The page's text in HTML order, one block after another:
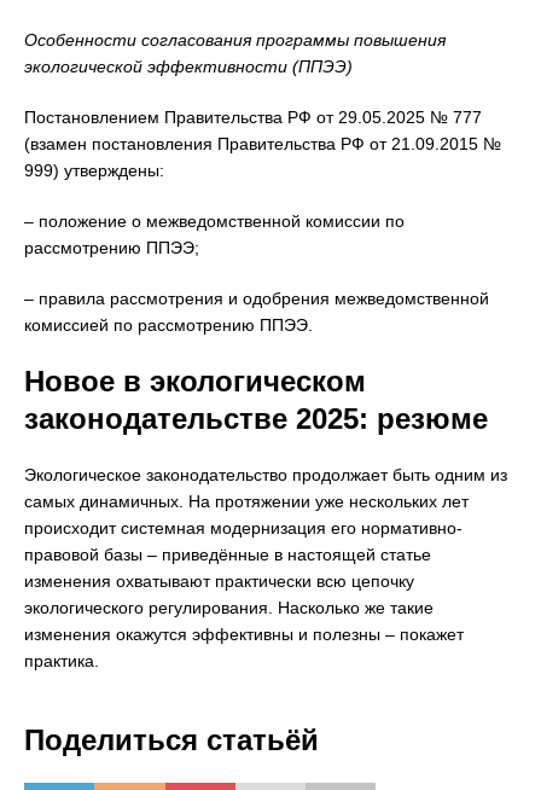
Особенности согласования программы повышения
экологической эффективности (ППЭЭ)
Постановлением Правительства РФ от 29.05.2025 № 777
(взамен постановления Правительства РФ от 21.09.2015 №
999) утверждены:
– положение о межведомственной комиссии по
рассмотрению ППЭЭ;
– правила рассмотрения и одобрения межведомственной
комиссией по рассмотрению ППЭЭ.
Новое в экологическом
законодательстве 2025: резюме
Экологическое законодательство продолжает быть одним из
самых динамичных. На протяжении уже нескольких лет
происходит системная модернизация его нормативно-
правовой базы – приведённые в настоящей статье
изменения охватывают практически всю цепочку
экологического регулирования. Насколько же такие
изменения окажутся эффективны и полезны – покажет
практика.
Поделиться статьёй